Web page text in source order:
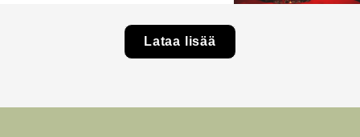
Lataa lisää